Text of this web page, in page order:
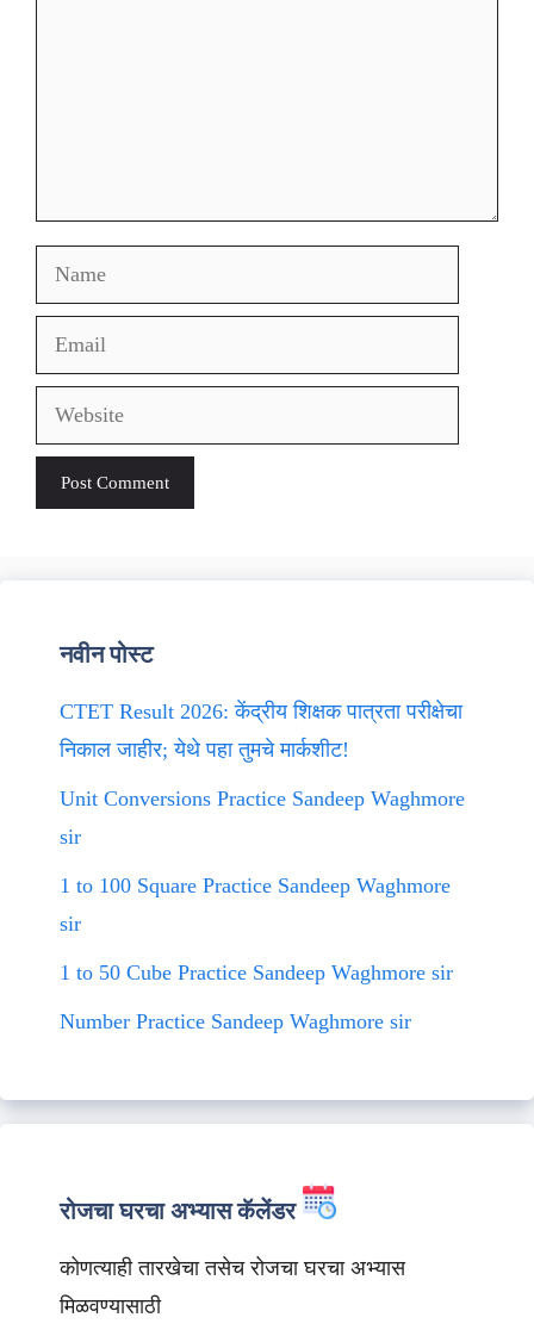
Name
Email
Website
नवीन पोस्ट
CTET Result 2026: केंद्रीय शिक्षक पात्रता परीक्षेचा
निकाल जाहीर; येथे पहा तुमचे मार्कशीट!
Unit Conversions Practice Sandeep Waghmore
sir
1 to 100 Square Practice Sandeep Waghmore
sir
1 to 50 Cube Practice Sandeep Waghmore sir
Number Practice Sandeep Waghmore sir
रोजचा घरचा अभ्यास कॅलेंडर
कोणत्याही तारखेचा तसेच रोजचा घरचा अभ्यास
मिळवण्यासाठी